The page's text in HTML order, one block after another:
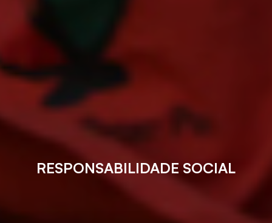
RESPONSABILIDADE SOCIAL